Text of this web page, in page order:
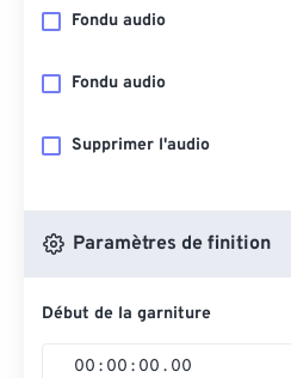
Fondu audio
Fondu audio
Supprimer l'audio
Paramètres de finition
Début de la garniture
00 : 00 : 00 . 00